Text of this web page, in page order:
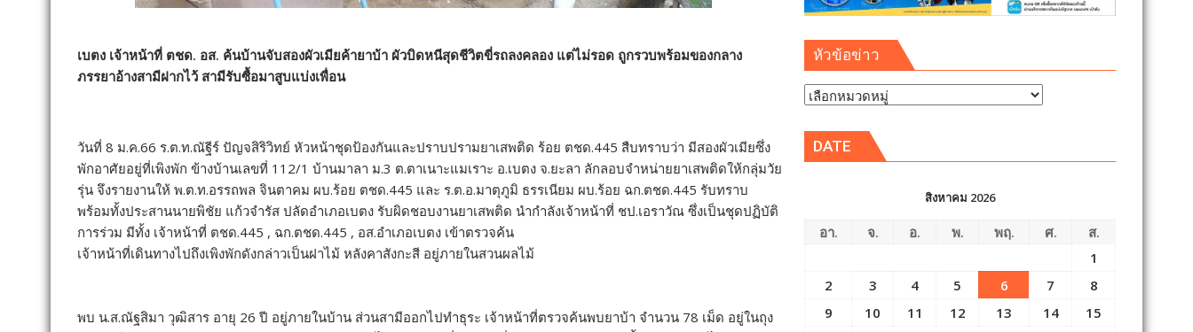
เบตง เจ้าหน้าที่ ตชด. อส. ค้นบ้านจับสองผัวเมียค้ายาบ้า ผัวบิดหนีสุดชีวิตขี่รถลงคลอง แต่ไม่รอด ถูกรวบพร้อมของกลาง
ภรรยาอ้างสามีฝากไว้ สามีรับซื้อมาสูบแบ่งเพื่อน
วันที่ 8 ม.ค.66 ร.ต.ท.ณัฐีร์ ปัญจสิริวิทย์ หัวหน้าชุดป้องกันและปราบปรามยาเสพติด ร้อย ตชด.445 สืบทราบว่า มีสองผัวเมียซึ่ง
พักอาศัยอยู่ที่เพิงพัก ข้างบ้านเลขที่ 112/1 บ้านมาลา ม.3 ต.ตาเนาะแมเราะ อ.เบตง จ.ยะลา ลักลอบจำหน่ายยาเสพติดให้กลุ่มวัย
รุ่น จึงรายงานให้ พ.ต.ท.อรรถพล จินตาคม ผบ.ร้อย ตชด.445 และ ร.ต.อ.มาตุภูมิ ธรรเนียม ผบ.ร้อย ฉก.ตชด.445 รับทราบ
พร้อมทั้งประสานนายพิชัย แก้วจำรัส ปลัดอำเภอเบตง รับผิดชอบงานยาเสพติด นำกำลังเจ้าหน้าที่ ชป.เอราวัณ ซึ่งเป็นชุดปฏิบัติ
การร่วม มีทั้ง เจ้าหน้าที่ ตชด.445 , ฉก.ตชด.445 , อส.อำเภอเบตง เข้าตรวจค้น
เจ้าหน้าที่เดินทางไปถึงเพิงพักดังกล่าวเป็นฝาไม้ หลังคาสังกะสี อยู่ภายในสวนผลไม้
พบ น.ส.ณัฐสิมา วุฒิสาร อายุ 26 ปี อยู่ภายในบ้าน ส่วนสามีออกไปทำธุระ เจ้าหน้าที่ตรวจค้นพบยาบ้า จำนวน 78 เม็ด อยู่ในถุง
หัวข้อข่าว
หัวข้อ
DATE
สิงหาคม 2026
อา. จ. อ. พ. พฤ. ศ.
ส.
1
2
3 4 5 6 7
8
9
10 11 12 13 14
15